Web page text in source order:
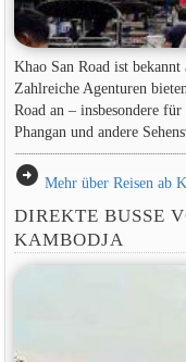
Khao San Road ist bekannt
Zahlreiche Agenturen
Road an – insbesondere
Phangan und andere
arrow_circle_right Mehr über Reisen ab
DIREKTE BUSSE
KAMBODJA